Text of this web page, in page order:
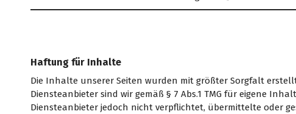
Haftung für Inhalte
Die Inhalte unserer Seiten wurden mit größter Sorgfalt
Diensteanbieter sind wir gemäß § 7 Abs.1 TMG für eigene
Diensteanbieter jedoch nicht verpflichtet, übermittelte oder